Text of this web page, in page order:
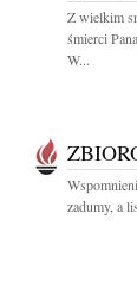
Z wielkim
śmierci
W...
zadumy, a